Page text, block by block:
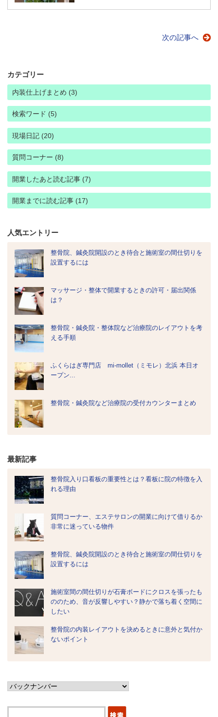
次の記事へ
カテゴリー
内装仕上げまとめ (3)
検索ワード (5)
現場日記 (20)
質問コーナー (8)
開業したあと読む記事 (7)
開業までに読む記事 (17)
人気エントリー
整骨院、鍼灸院開設のとき待合と施術室の間仕切りを
設置するには
マッサージ・整体で開業するときの許可・届出関係
は？
整骨院・鍼灸院・整体院など治療院のレイアウトを考
える手順
ふくらはぎ専門店 mi-mollet（ミモレ）北浜 本日オ
ープン...
整骨院・鍼灸院など治療院の受付カウンターまとめ
最新記事
整骨院入り口看板の重要性とは？看板に院の特徴を入
れる理由
質問コーナー、エステサロンの開業に向けて借りるか
非常に迷っている物件
整骨院、鍼灸院開設のとき待合と施術室の間仕切りを
設置するには
施術室間の間仕切りが石膏ボードにクロスを張ったも
ののため、音が反響しやすい？静かで落ち着く空間に
したい
整骨院の内装レイアウトを決めるときに意外と気付か
ないポイント